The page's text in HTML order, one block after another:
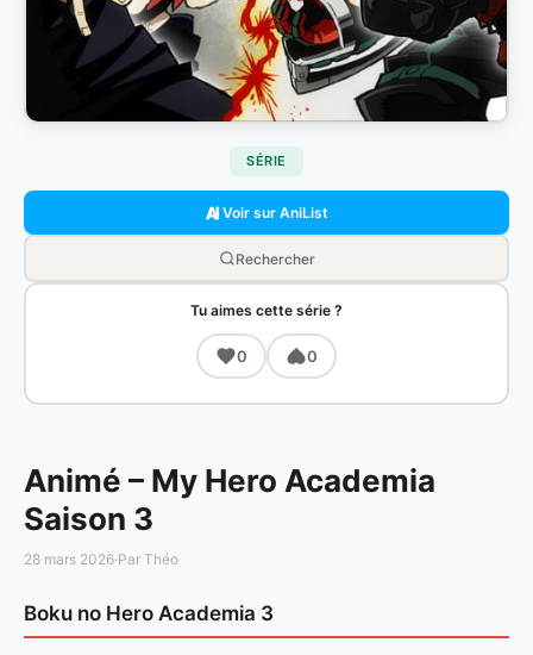
SÉRIE
Voir sur AniList
Rechercher
Tu aimes cette série ?
0 0
Animé – My Hero Academia
Saison 3
28 mars 2026·Par Théo
Boku no Hero Academia 3